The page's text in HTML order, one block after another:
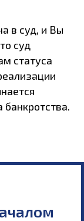
в суд, и Вы
суд
статуса